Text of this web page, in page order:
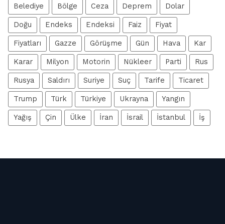
Belediye Bölge Ceza Deprem Dolar
Doğu Endeks Endeksi Faiz Fiyat
Fiyatları Gazze Görüşme Gün Hava Kar
Karar Milyon Motorin Nükleer Parti Rus
Rusya Saldırı Suriye Suç Tarife Ticaret
Trump Türk Türkiye Ukrayna Yangın
Yağış Çin Ülke İran İsrail İstanbul İş